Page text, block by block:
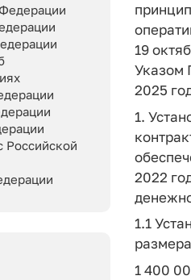
Российской
19
Указом
2025
1.
2022
1.1
1 400